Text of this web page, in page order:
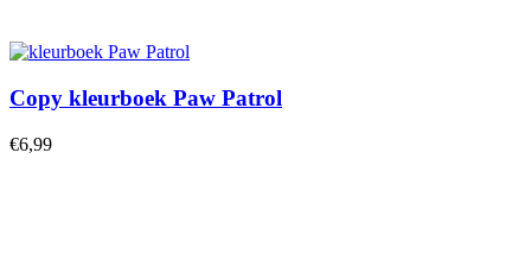
Copy kleurboek Paw Patrol
€6,99